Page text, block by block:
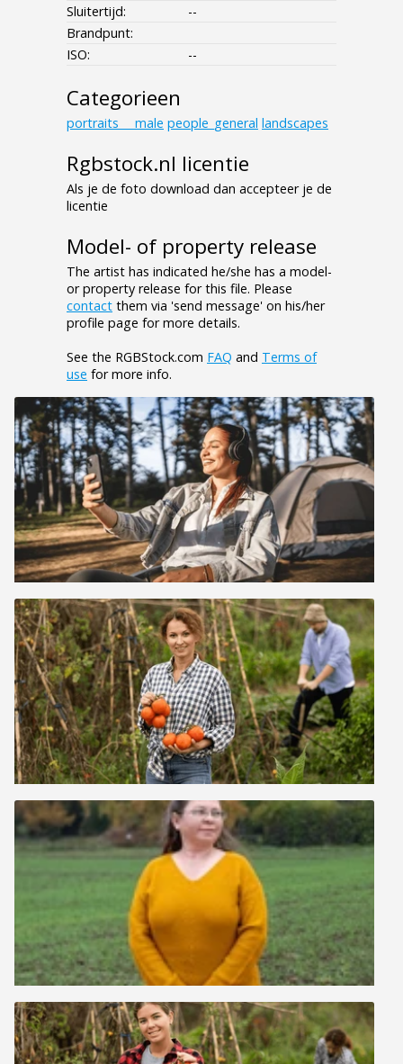
Sluitertijd:
--
Brandpunt:
ISO:
--
Categorieen
portraits___male people_general landscapes
Rgbstock.nl licentie
Als je de foto download dan accepteer je de
licentie
Model- of property release
The artist has indicated he/she has a model-
or property release for this file. Please
contact them via 'send message' on his/her
profile page for more details.
See the RGBStock.com FAQ and Terms of
use for more info.